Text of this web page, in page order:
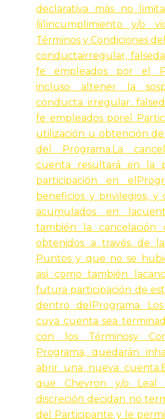
declarativa más no
(ii)incumplimiento y/o
Términos y Condiciones
conductairregular,
fe empleados por el
incluso altener la
conducta irregular,
fe empleados porel
utilización u obtención
del Programa.La
cuenta resultará en la
participación en
beneficios y privilegios, y
acumulados en
también la cancelación
obtenidos a través de
Puntos y que no se
así como también
futura participación de
dentro delPrograma.
cuya cuenta sea
con los Términosy
Programa, quedarán
abrir una nueva
que Chevron y/o
discreción decidan no
del Participante y le